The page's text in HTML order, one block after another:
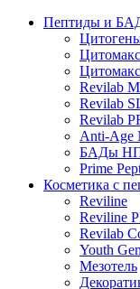
Пептиды и
Revilab
Revilab
Revilab
Anti-Age
БАДы
Prime
Косметика с
Reviline
Reviline
Revilab
Youth
Мезотель